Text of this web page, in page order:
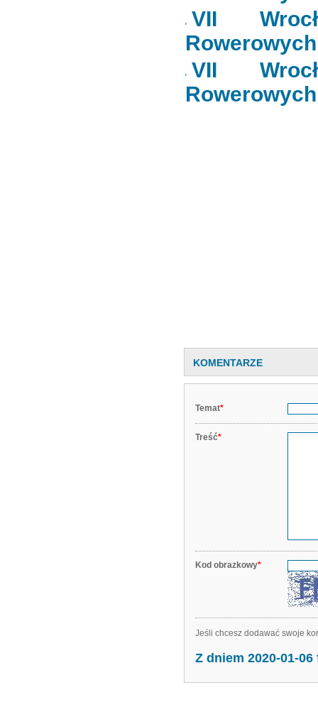
VII
Rowerowych
VII
KOMENTARZE
Temat*
Treść*
Kod obrazkowy*
Jeśli chcesz dodawać swoje
Z dniem 2020-01-